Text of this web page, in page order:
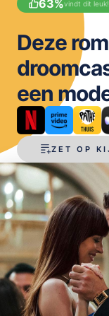
63%vindt dit leuk!
ZET OP
Deze
een